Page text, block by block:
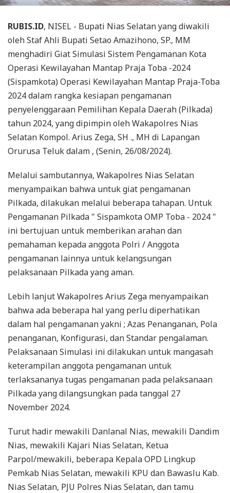
RUBIS.ID, NISEL - Bupati Nias Selatan yang diwakili
oleh Staf Ahli Bupati Setao Amazihono, SP., MM
menghadiri Giat Simulasi Sistem Pengamanan Kota
Operasi Kewilayahan Mantap Praja Toba -2024
(Sispamkota) Operasi Kewilayahan Mantap Praja-Toba
2024 dalam rangka kesiapan pengamanan
penyelenggaraan Pemilihan Kepala Daerah (Pilkada)
tahun 2024, yang dipimpin oleh Wakapolres Nias
Selatan Kompol. Arius Zega, SH ., MH di Lapangan
Orurusa Teluk dalam , (Senin, 26/08/2024).
Melalui sambutannya, Wakapolres Nias Selatan
menyampaikan bahwa untuk giat pengamanan
Pilkada, dilakukan melalui beberapa tahapan. Untuk
Pengamanan Pilkada " Sispamkota OMP Toba - 2024 "
ini bertujuan untuk memberikan arahan dan
pemahaman kepada anggota Polri / Anggota
pengamanan lainnya untuk kelangsungan
pelaksanaan Pilkada yang aman.
Lebih lanjut Wakapolres Arius Zega menyampaikan
bahwa ada beberapa hal yang perlu diperhatikan
dalam hal pengamanan yakni ; Azas Penanganan, Pola
penanganan, Konfigurasi, dan Standar pengalaman.
Pelaksanaan Simulasi ini dilakukan untuk mangasah
keterampilan anggota pengamanan untuk
terlaksananya tugas pengamanan pada pelaksanaan
Pilkada yang dilangsungkan pada tanggal 27
November 2024.
Turut hadir mewakili Danlanal Nias, mewakili Dandim
Nias, mewakili Kajari Nias Selatan, Ketua
Parpol/mewakili, beberapa Kepala OPD Lingkup
Pemkab Nias Selatan, mewakili KPU dan Bawaslu Kab.
Nias Selatan, PJU Polres Nias Selatan, dan tamu